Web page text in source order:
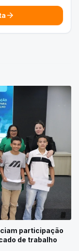
arrow_forward
participação
de trabalho